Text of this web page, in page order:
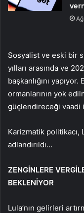
Sosyalist ve eski bir
yılları arasında ve
başkanlığını
ormanlarının yok
güçlendireceği vaadi
Karizmatik politikacı,
adlandırıldı…
ZENGİNLERE
BEKLENİYOR
Lula’nın gelirleri